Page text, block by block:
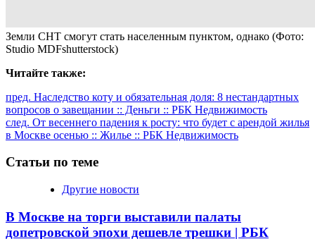
Земли СНТ смогут стать населенным пунктом, однако (Фото:
Studio MDFshutterstock)
Читайте также:
Продолжить
чтение
пред. Наследство коту и обязательная доля: 8 нестандартных
вопросов о завещании :: Деньги :: РБК Недвижимость
след. От весеннего падения к росту: что будет с арендой жилья
в Москве осенью :: Жилье :: РБК Недвижимость
Статьи по теме
Другие новости
В Москве на торги выставили палаты
допетровской эпохи дешевле трешки | РБК